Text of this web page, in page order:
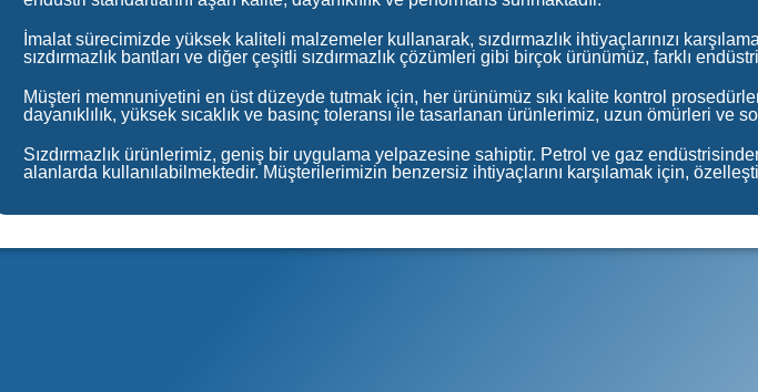
İmalat sürecimizde yüksek kaliteli malzemeler kullanarak, sızdırmazlık ihtiyaçlarınızı
sızdırmazlık bantları ve diğer çeşitli sızdırmazlık çözümleri gibi birçok ürünümüz, farklı
Müşteri memnuniyetini en üst düzeyde tutmak için, her ürünümüz sıkı kalite kontrol
dayanıklılık, yüksek sıcaklık ve basınç toleransı ile tasarlanan ürünlerimiz, uzun ömürleri ve
Sızdırmazlık ürünlerimiz, geniş bir uygulama yelpazesine sahiptir. Petrol ve gaz
alanlarda kullanılabilmektedir. Müşterilerimizin benzersiz ihtiyaçlarını karşılamak için,